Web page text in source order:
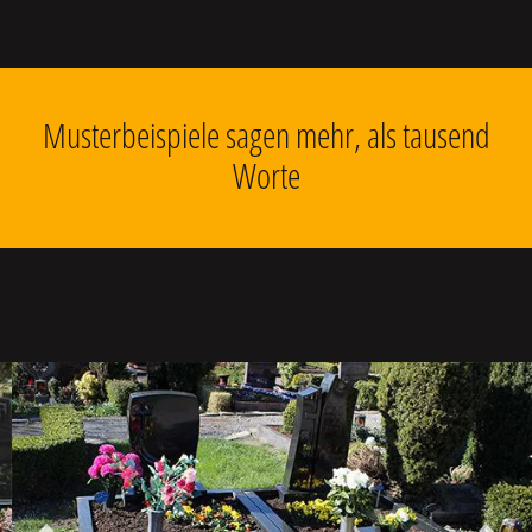
Musterbeispiele sagen mehr, als tausend
Worte